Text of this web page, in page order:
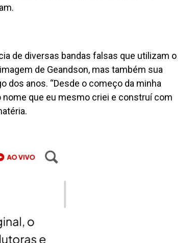
de diversas bandas falsas que utilizam o
de Geandson, mas também sua
dos anos. “Desde o começo da minha
nome que eu mesmo criei e construí com